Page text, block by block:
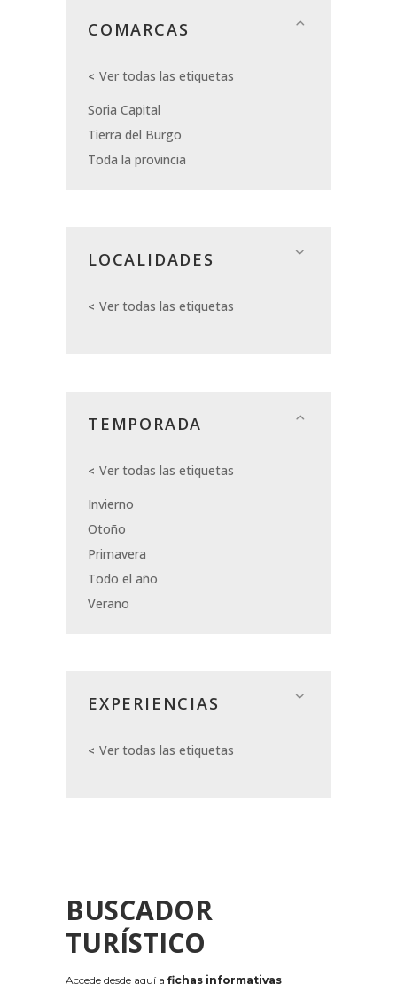
COMARCAS
Ver todas las etiquetas
Soria Capital
Tierra del Burgo
Toda la provincia
LOCALIDADES
Ver todas las etiquetas
TEMPORADA
Ver todas las etiquetas
Invierno
Otoño
Primavera
Todo el año
Verano
EXPERIENCIAS
Ver todas las etiquetas
BUSCADOR
TURÍSTICO
Accede desde aquí a fichas informativas